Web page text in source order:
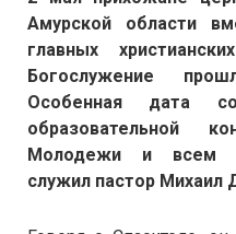
Амурской области
главных
Богослужение
Особенная дата
образовательной
Молодежи и всем
служил пастор Михаил